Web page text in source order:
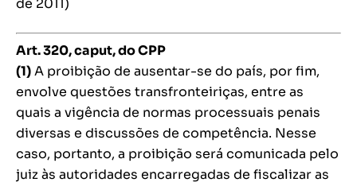
de 2011)
Art. 320,caput, do CPP
(1)A proibição de ausentar-se do país, por fim,
envolve questões transfronteiriças, entre as
quais a vigência de normas processuais penais
diversas e discussões de competência. Nesse
caso, portanto, a proibição será comunicada pelo
juiz às autoridades encarregadas de fiscalizar as